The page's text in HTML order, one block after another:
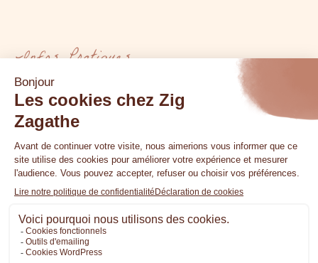
Infos Pratiques
Boutique physique
Foire aux questions
Mon compte
Mes commandes
Plan de site
Politique de confidentialité